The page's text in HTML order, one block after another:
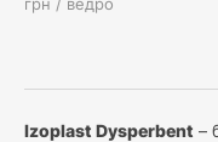
Izoplast Dysperbent –